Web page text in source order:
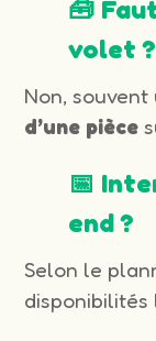
🧰
volet ?
Non, souvent
d’une pièce
📅
end ?
Selon le
disponibilités